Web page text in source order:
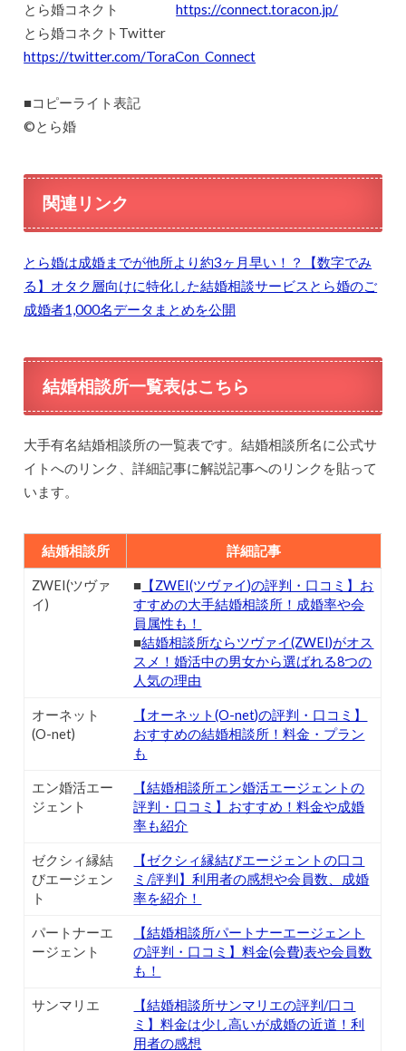
とら婚コネクトhttps://connect.toracon.jp/
とら婚コネクトTwitter
https://twitter.com/ToraCon_Connect
■コピーライト表記
©とら婚
関連リンク
とら婚は成婚までが他所より約3ヶ月早い！？【数字でみ
る】オタク層向けに特化した結婚相談サービスとら婚のご
成婚者1,000名データまとめを公開
結婚相談所一覧表はこちら
大手有名結婚相談所の一覧表です。結婚相談所名に公式サ
イトへのリンク、詳細記事に解説記事へのリンクを貼って
います。
結婚相談所 詳細記事
ZWEI(ツヴァ
イ)
■ 【ZWEI(ツヴァイ)の評判・口コミ】お
すすめの大手結婚相談所！成婚率や会
員属性も！
■結婚相談所ならツヴァイ(ZWEI)がオス
スメ！婚活中の男女から選ばれる8つの
人気の理由
オーネット
(O-net)
【オーネット(O-net)の評判・口コミ】
おすすめの結婚相談所！料金・プラン
も
エン婚活エー
ジェント
【結婚相談所エン婚活エージェントの
評判・口コミ】おすすめ！料金や成婚
率も紹介
ゼクシィ縁結
びエージェン
ト
【ゼクシィ縁結びエージェントの口コ
ミ/評判】利用者の感想や会員数、成婚
率を紹介！
パートナーエ
ージェント
【結婚相談所パートナーエージェント
の評判・口コミ】料金(会費)表や会員数
も！
サンマリエ
【結婚相談所サンマリエの評判/口コ
ミ】料金は少し高いが成婚の近道！利
用者の感想